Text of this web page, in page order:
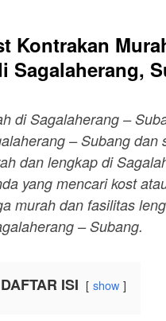
Kontrakan
Sagalaherang,
di Sagalaherang –
– Subang dan
dan lengkap di
yang mencari kost
murah dan fasilitas
– Subang.
DAFTAR ISI show